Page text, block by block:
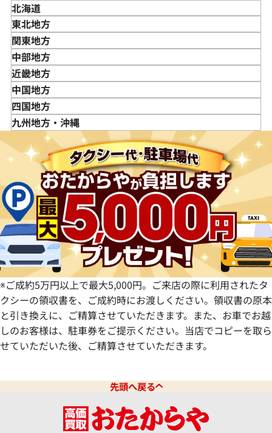
北海道
東北地方
青森県
岩手県
宮城県
秋田県
山形県
福島県
関東地方
東京都
神奈川県
埼玉県
千葉県
茨城県
栃木県
群馬県
中部地方
新潟県
富山県
石川県
山梨県
長野県
岐阜県
静岡県
愛知県
近畿地方
三重県
滋賀県
京都府
兵庫県
奈良県
和歌山県
中国地方
鳥取県
島根県
広島県
山口県
四国地方
徳島県
愛媛県
九州地方・沖縄
佐賀県
長崎県
熊本県
大分県
宮崎県
鹿児島県
※ご成約5万円以上で最大5,000円。ご来店の際に利用されたタ
クシーの領収書を、ご成約時にお渡しください。領収書の原本
と引き換えに、ご精算させていただきます。また、お車でお越
しのお客様は、駐車券をご提示ください。当店でコピーを取ら
せていただいた後、ご精算させていただきます。
先頭へ戻る